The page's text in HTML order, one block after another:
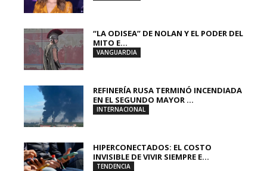
“LA ODISEA” DE NOLAN Y EL PODER DEL
MITO E...
VANGUARDIA
REFINERÍA RUSA TERMINÓ INCENDIADA
EN EL SEGUNDO MAYOR ...
INTERNACIONAL
HIPERCONECTADOS: EL COSTO
INVISIBLE DE VIVIR SIEMPRE E...
TENDENCIA